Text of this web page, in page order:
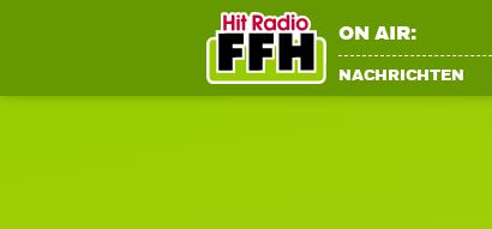
ON AIR:
NACHRICHTEN